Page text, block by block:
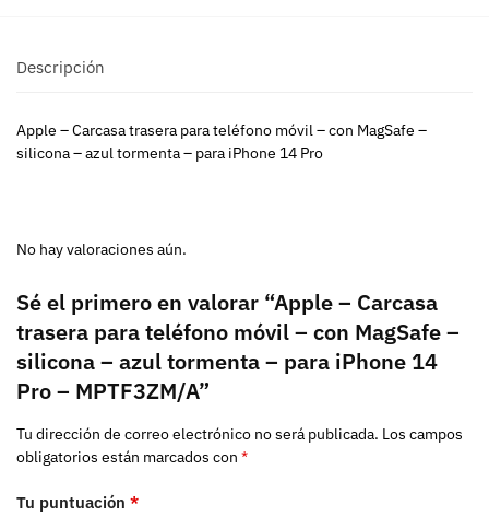
Descripción
Apple – Carcasa trasera para teléfono móvil – con MagSafe –
silicona – azul tormenta – para iPhone 14 Pro
No hay valoraciones aún.
Sé el primero en valorar “Apple – Carcasa
trasera para teléfono móvil – con MagSafe –
silicona – azul tormenta – para iPhone 14
Pro – MPTF3ZM/A”
Tu dirección de correo electrónico no será publicada. Los campos
obligatorios están marcados con *
Tu puntuación *